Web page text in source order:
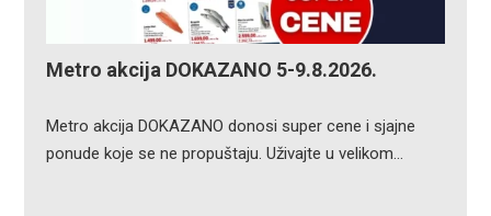
Metro akcija DOKAZANO 5-9.8.2026.
Metro akcija DOKAZANO donosi super cene i sjajne
ponude koje se ne propuštaju. Uživajte u velikom…